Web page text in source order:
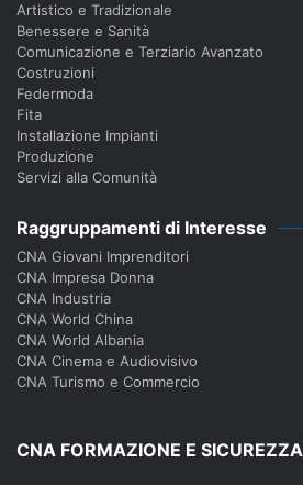
Artistico e Tradizionale
Benessere e Sanità
Comunicazione e Terziario Avanzato
Costruzioni
Federmoda
Fita
Installazione Impianti
Produzione
Servizi alla Comunità
Raggruppamenti di Interesse
CNA Giovani Imprenditori
CNA Impresa Donna
CNA Industria
CNA World China
CNA World Albania
CNA Cinema e Audiovisivo
CNA Turismo e Commercio
CNA FORMAZIONE E SICUREZZA